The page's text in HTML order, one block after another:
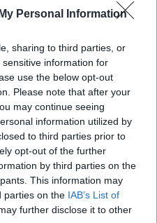
Personal Information
sharing to third parties, or
information for
use the below opt-out
Please note that after your
may continue seeing
information utilized by
to third parties prior to
opt-out of the further
by third parties on the
This information may
parties on the IAB’s List of
further disclose it to other